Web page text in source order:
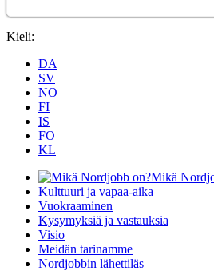
Kieli:
DA
SV
NO
FI
IS
FO
KL
Mikä
Kulttuuri ja vapaa-aika
Vuokraaminen
Kysymyksiä ja vastauksia
Visio
Meidän tarinamme
Nordjobbin lähettiläs